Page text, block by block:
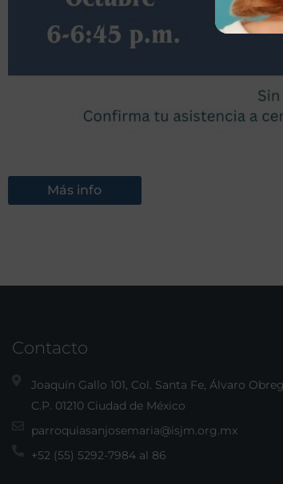
Más info
Contacto
Joaquín Gallo 101, Col. Santa Fe, Álvaro
C.P. 01210 Ciudad de México
parroquiasanjosemaria@isjm.org.mx
+52 (55) 5292-7984 al 86